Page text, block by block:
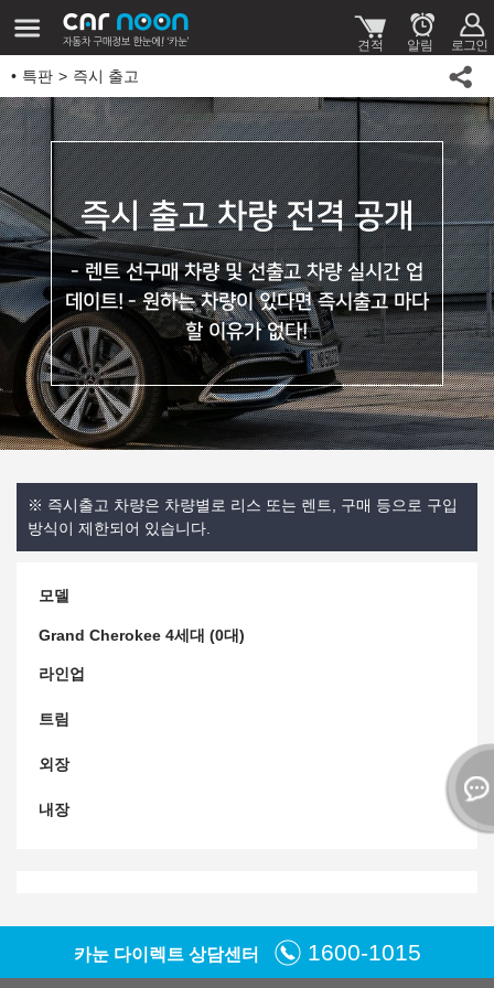
특판 즉시 출고
즉시 출고 차량 전격 공개
- 렌트 선구매 차량 및 선출고 차량 실시간 업
데이트! - 원하는 차량이 있다면 즉시출고 마다
할 이유가 없다!
※ 즉시출고 차량은 차량별로 리스 또는 렌트, 구매 등으로 구입
방식이 제한되어 있습니다.
모델
Grand Cherokee 4세대 (0대)
라인업
트림
외장
내장
카눈 다이렉트 상담센터 1600-1015